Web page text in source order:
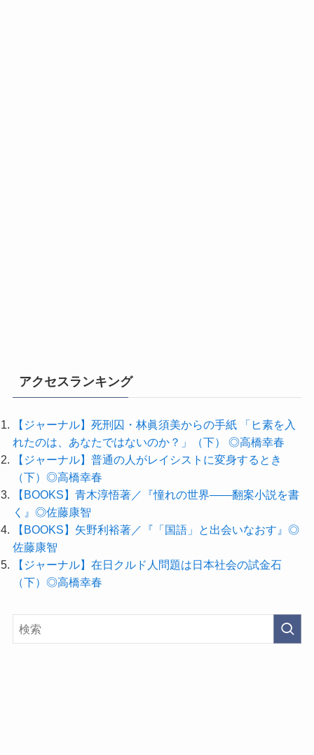
アクセスランキング
【ジャーナル】死刑囚・林眞須美からの手紙 「ヒ素を入
れたのは、あなたではないのか？」（下） ◎高橋幸春
【ジャーナル】普通の人がレイシストに変身するとき
（下）◎高橋幸春
【BOOKS】青木淳悟著／『憧れの世界――翻案小説を書
く』◎佐藤康智
【BOOKS】矢野利裕著／『「国語」と出会いなおす』◎
佐藤康智
【ジャーナル】在日クルド人問題は日本社会の試金石
（下）◎高橋幸春